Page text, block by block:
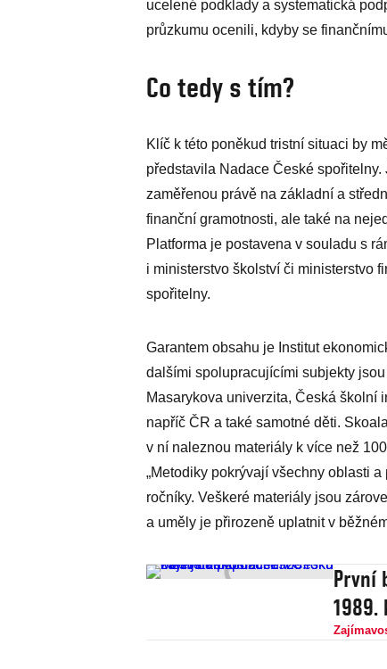
ucelené podklady a systematická
průzkumu ocenili, kdyby se
Co tedy s tím?
Klíč k této poněkud tristní situaci by
představila Nadace České
zaměřenou právě na základní a
finanční gramotnosti, ale také na
Platforma je postavena v souladu s
i ministerstvo školství či ministerstvo
spořitelny.
Garantem obsahu je Institut
dalšími spolupracujícími subjekty
Masarykova univerzita, Česká školní
napříč ČR a také samotné děti.
v ní naleznou materiály k více než
„Metodiky pokrývají všechny oblasti
ročníky. Veškeré materiály jsou
a uměly je přirozeně uplatnit v
První
1989.